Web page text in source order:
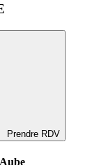
Prendre RDV